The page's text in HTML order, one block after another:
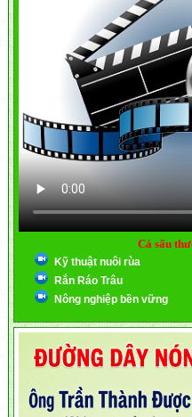
Cá sấu
Kỹ thuật nuôi rùa
Rắn Ráo Trâu
Nông nghiệp bền vững